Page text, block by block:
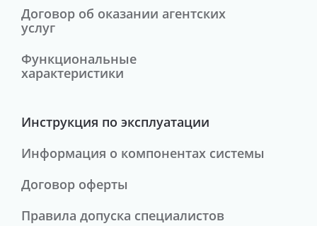
Договор об оказании агентских
услуг
Функциональные
характеристики
Инструкция по эксплуатации
Информация о компонентах системы
Договор оферты
Правила допуска специалистов